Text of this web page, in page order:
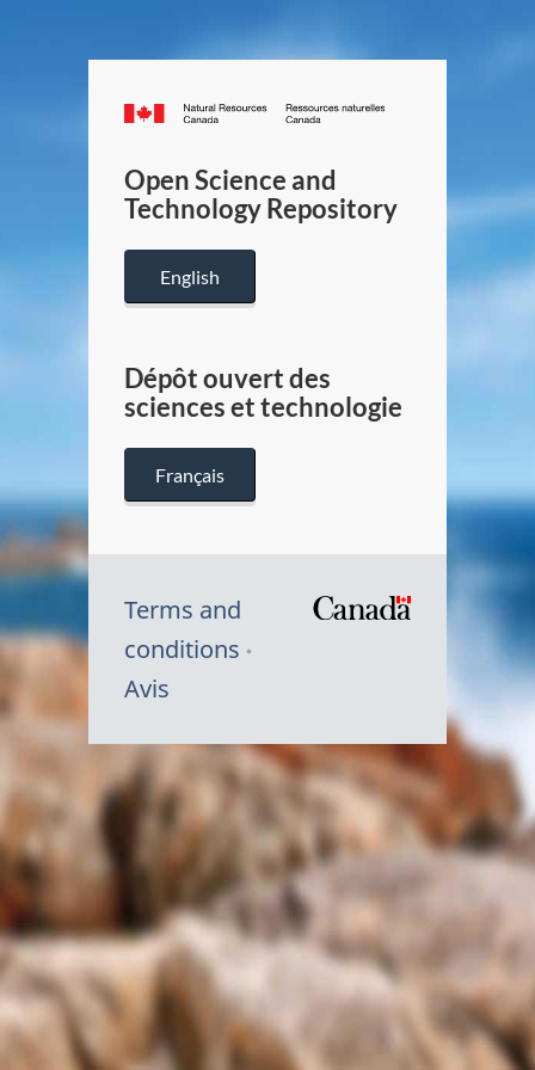
Canada.ca
/
Canada
Open Science and
Technology Repository
English
Dépôt ouvert des
sciences et technologie
Français
Terms and
conditions
Avis
Symbole
du
Canada